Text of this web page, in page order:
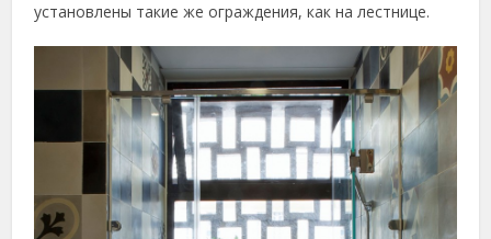
установлены такие же ограждения, как на лестнице.